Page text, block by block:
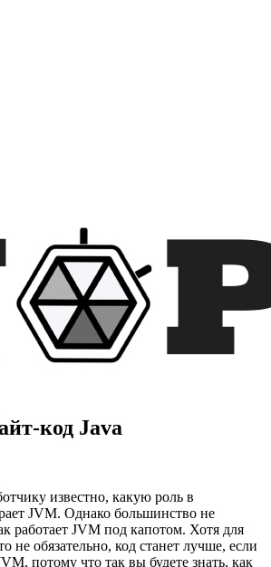
код Java
известно, какую роль в
JVM. Однако большинство не
работает JVM под капотом. Хотя для
не обязательно, код станет лучше, если
потому что так вы будете знать, как